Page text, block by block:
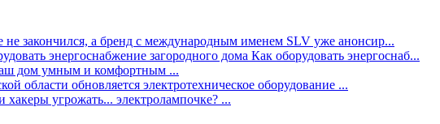
не закончился, а бренд с международным именем SLV уже анонсир...
энергоснабжение загородного дома Как оборудовать энергоснаб...
дом умным и комфортным ...
области обновляется электротехническое оборудование ...
хакеры угрожать... электролампочке? ...